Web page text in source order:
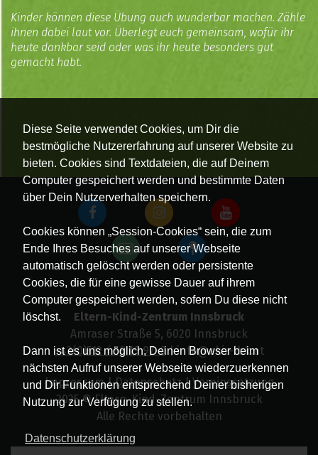
Diese Seite verwendet Cookies, um Dir die
bestmögliche Nutzererfahrung auf unserer Website zu
bieten. Cookies sind Textdateien, die auf Deinem
Computer gespeichert werden und bestimmte Daten
über Dein Nutzerverhalten speichern.
Cookies können „Session-Cookies“ sein, die zum
Ende Ihres Besuches auf unserer Webseite
automatisch gelöscht werden oder persistente
Cookies, die für eine gewisse Dauer auf ihrem
Computer gespeichert werden, sofern Du diese nicht
löschst.
Dann ist es uns möglich, Deinen Browser beim
nächsten Aufruf unserer Webseite wiederzuerkennen
und Dir Funktionen entsprechend Deiner bisherigen
Nutzung zur Verfügung zu stellen.
Datenschutzerklärung
Kinder können diese Übung auch wunderbar machen. Zähle
ihnen dabei laut vor. Überlegt euch gemeinsam, wofür ihr
heute dankbar seid oder was ihr heute besonders gut
gemacht habt.
Eltern-Kind-Zentrum Innsbruck
Amraser Straße 5, 6020 Innsbruck
+43(0)512 / 58 19 97-0| info@ekiz-ibk.at
Impressum|Datenschutz|Vereinssatzung
2025 © Eltern-Kind-Zentrum Innsbruck
Alle Rechte vorbehalten